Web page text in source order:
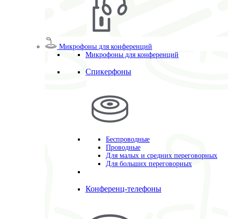
Микрофоны для конференций
Микрофоны для конференций
Спикерфоны
Беспроводные
Проводные
Для малых и средних переговорных
Для больших переговорных
Конференц-телефоны